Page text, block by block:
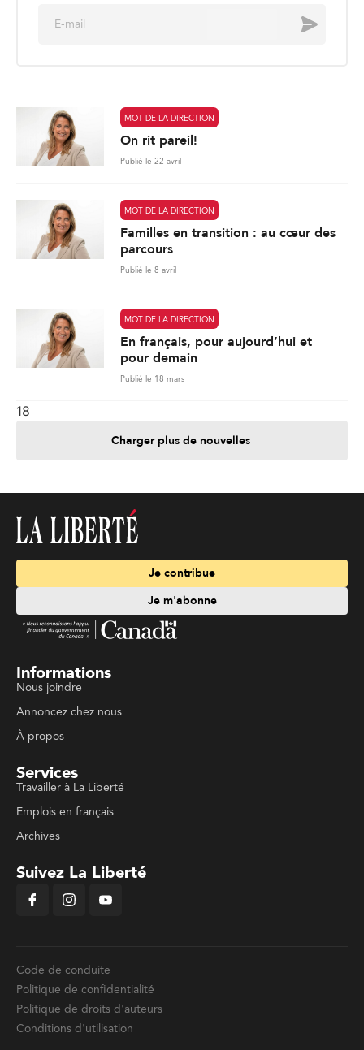
Envoyer
MOT DE LA DIRECTION
On rit pareil!
Publié le 22 avril
MOT DE LA DIRECTION
Familles en transition : au cœur des
parcours
Publié le 8 avril
MOT DE LA DIRECTION
En français, pour aujourd’hui et
pour demain
Publié le 18 mars
18
Charger plus de nouvelles
Je contribue
Je m'abonne
Informations
Nous joindre
Annoncez chez nous
À propos
Services
Travailler à La Liberté
Emplois en français
Archives
Suivez La Liberté
Code de conduite
Politique de confidentialité
Politique de droits d'auteurs
Conditions d'utilisation